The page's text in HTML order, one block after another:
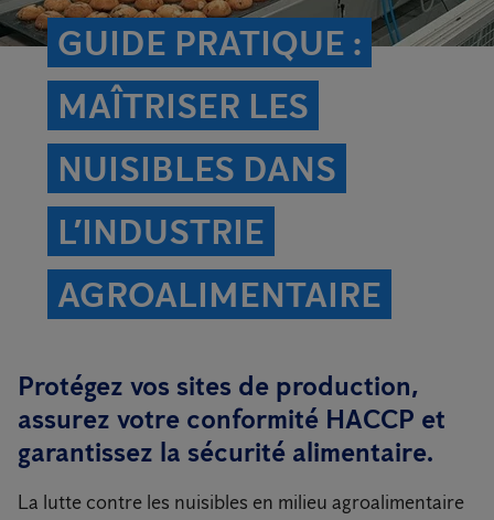
GUIDE PRATIQUE :
MAÎTRISER LES
NUISIBLES DANS
L’INDUSTRIE
AGROALIMENTAIRE
Protégez vos sites de production,
assurez votre conformité HACCP et
garantissez la sécurité alimentaire.
La lutte contre les nuisibles en milieu agroalimentaire